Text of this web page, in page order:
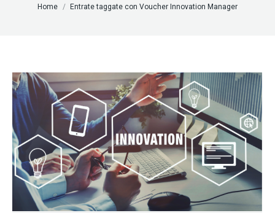
Tu sei qui:
Home Entrate taggate con Voucher Innovation Manager